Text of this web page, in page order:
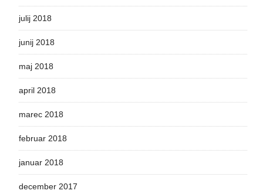
julij 2018
junij 2018
maj 2018
april 2018
marec 2018
februar 2018
januar 2018
december 2017